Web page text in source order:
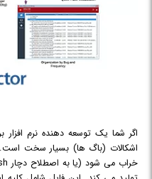
اگر شما یک توسعه دهنده نرم افزار
اشکالات (باگ ها) بسیار سخت است.